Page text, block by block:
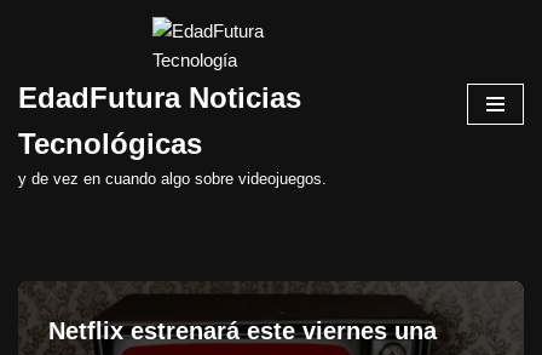
al
EdadFutura Noticias
Tecnológicas
y de vez en cuando algo sobre videojuegos.
Netflix estrenará este viernes una